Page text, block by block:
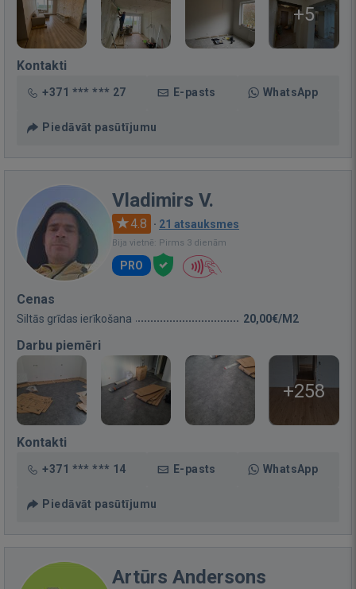
+5
Kontakti
+371 *** *** 27 E-pasts WhatsApp
Piedāvāt pasūtījumu
Vladimirs V.
4.8 · 21 atsauksmes
Bija vietnē: Pirms 3 dienām
PRO
Cenas
Siltās grīdas ierīkošana 20,00€/M2
Darbu piemēri
+258
Kontakti
+371 *** *** 14 E-pasts WhatsApp
Piedāvāt pasūtījumu
Artūrs Andersons